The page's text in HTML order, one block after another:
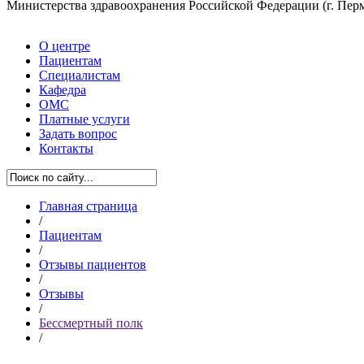
Министерства здравоохранения Российской Федерации (г.
О центре
Пациентам
Специалистам
Кафедра
ОМС
Платные услуги
Задать вопрос
Контакты
Главная страница
/
Пациентам
/
Отзывы пациентов
/
Отзывы
/
Бессмертный полк
/